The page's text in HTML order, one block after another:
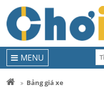
MENU
Bảng giá xe